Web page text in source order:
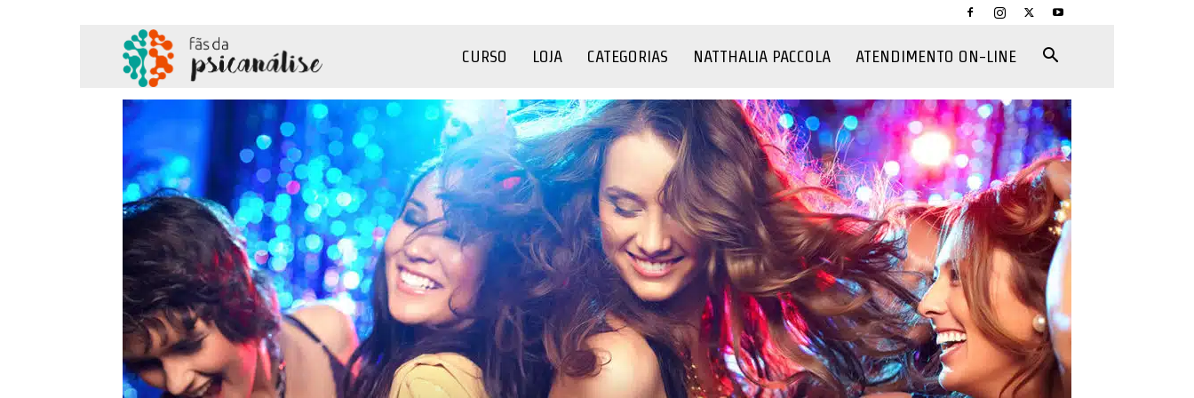
da
Psicanálise
CURSO LOJA CATEGORIAS NATTHALIA PACCOLA ATENDIMENTO ON-LINE